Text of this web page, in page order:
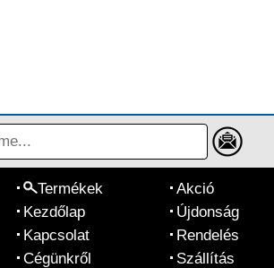
Termékek
Kezdőlap
Kapcsolat
Cégünkről
Akció
Újdonság
Rendelés
Szállítás